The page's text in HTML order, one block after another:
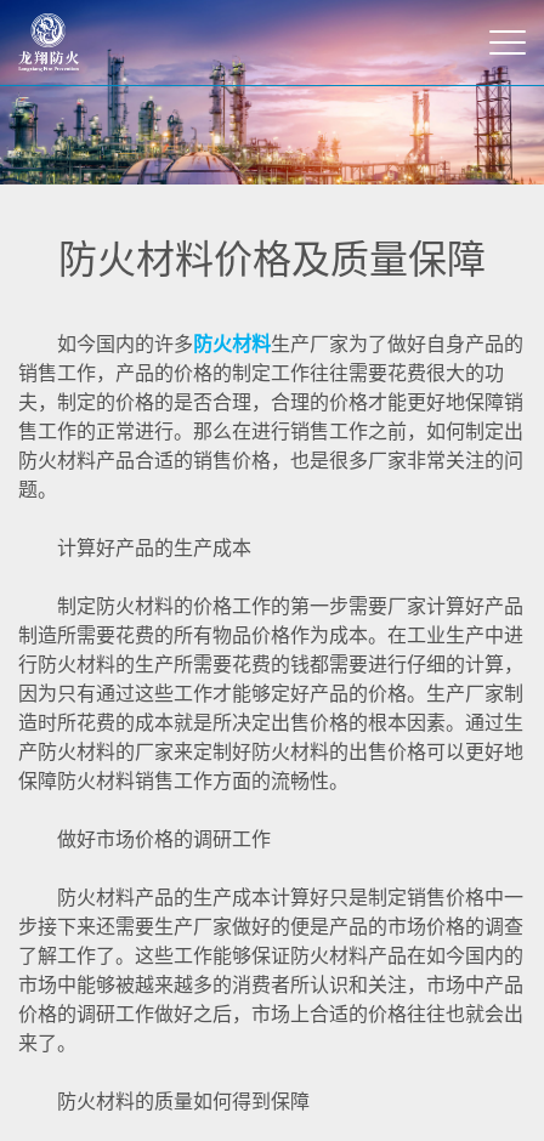
防火材料价格及质量保障
如今国内的许多 防火材料生产厂家为了做好自身产品的
销售工作，产品的价格的制定工作往往需要花费很大的功
夫，制定的价格的是否合理，合理的价格才能更好地保障销
售工作的正常进行。那么在进行销售工作之前，如何制定出
防火材料产品合适的销售价格，也是很多厂家非常关注的问
题。
计算好产品的生产成本
制定防火材料的价格工作的第一步需要厂家计算好产品
制造所需要花费的所有物品价格作为成本。在工业生产中进
行防火材料的生产所需要花费的钱都需要进行仔细的计算，
因为只有通过这些工作才能够定好产品的价格。生产厂家制
造时所花费的成本就是所决定出售价格的根本因素。通过生
产防火材料的厂家来定制好防火材料的出售价格可以更好地
保障防火材料销售工作方面的流畅性。
做好市场价格的调研工作
防火材料产品的生产成本计算好只是制定销售价格中一
步接下来还需要生产厂家做好的便是产品的市场价格的调查
了解工作了。这些工作能够保证防火材料产品在如今国内的
市场中能够被越来越多的消费者所认识和关注，市场中产品
价格的调研工作做好之后，市场上合适的价格往往也就会出
来了。
防火材料的质量如何得到保障